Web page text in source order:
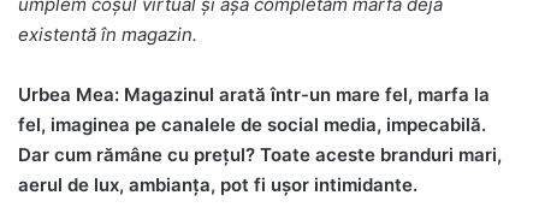
existentă în magazin.
Urbea Mea: Magazinul arată într-un mare fel, marfa la
fel, imaginea pe canalele de social media, impecabilă.
Dar cum rămâne cu prețul? Toate aceste branduri mari,
aerul de lux, ambianța, pot fi ușor intimidante.